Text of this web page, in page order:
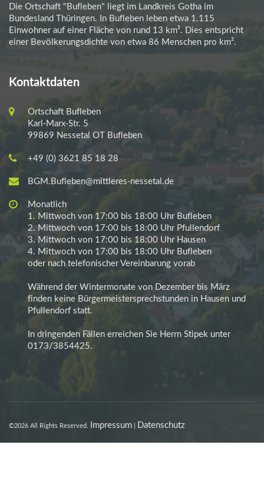
Die Ortschaft "Bufleben" liegt im Landkreis Gotha im
Bundesland Thüringen. In Bufleben leben etwa 1.115
Einwohner auf einer Fläche von rund 13 km². Dies entspricht
einer Bevölkerungsdichte von etwa 86 Menschen pro km².
Kontaktdaten
Ortschaft Bufleben
Karl-Marx-Str. 5
99869 Nessetal OT Bufleben
+49 (0) 3621 85 18 28
BGM.Bufleben@mittleres-nessetal.de
Monatlich
1. Mittwoch von 17:00 bis 18:00 Uhr Bufleben
2. Mittwoch von 17:00 bis 18:00 Uhr Pfullendorf
3. Mittwoch von 17:00 bis 18:00 Uhr Hausen
4. Mittwoch von 17:00 bis 18:00 Uhr Bufleben
oder nach telefonischer Vereinbarung vorab
Während der Wintermonate von Dezember bis März
finden keine Bürgermeistersprechstunden in Hausen und
Pfullendorf statt.
In dringenden Fällen erreichen Sie Herrn Stipek unter
0173/3854425.
©2026 All Rights Reserved. Impressum Datenschutz